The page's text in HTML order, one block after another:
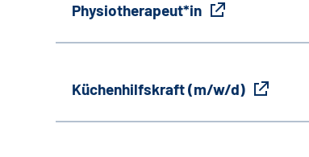
Physiotherapeut*in
Küchenhilfskraft (m/w/d)